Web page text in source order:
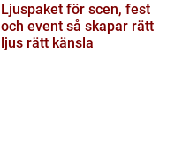
Ljuspaket för scen, fest
och event så skapar rätt
ljus rätt känsla